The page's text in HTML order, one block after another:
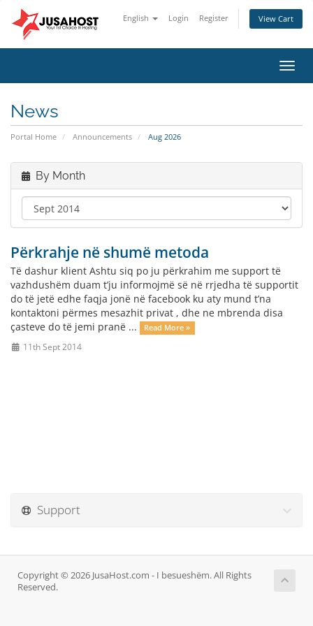
English Login Register View Cart
News
Portal Home Announcements Aug 2026
By Month
Përkrahje në shumë metoda
Të dashur klient Ashtu siq po ju përkrahim me support të
vazhdushëm duam t’ju informojmë së në rrjedha të supportit
do të jetë edhe faqja jonë në facebook ku aty mund t’na
kontaktoni përmes mesazhit privat , dhe ne mbrenda disa
çasteve do të jemi pranë ...
Read More »
11th Sept 2014
Support
Copyright © 2026 JusaHost.com - I besueshëm. All Rights
Reserved.